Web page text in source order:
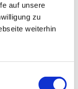
auf unsere
zu
weiterhin
22
29 30